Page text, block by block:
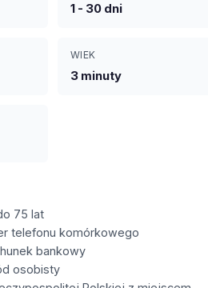
1 - 30 dni
WIEK
3 minuty
75 lat
telefonu komórkowego
bankowy
osobisty